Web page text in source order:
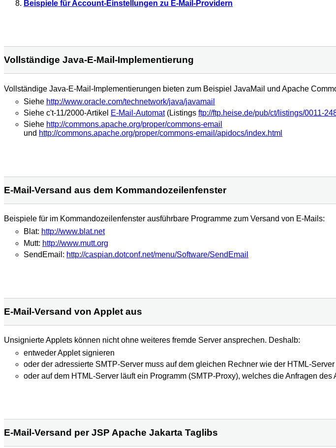
Beispiele für Account-Einstellungen zu E-Mail-Providern
Vollständige Java-E-Mail-Implementierung
Vollständige Java-E-Mail-Implementierungen bieten zum Beispiel JavaMail und Apache
Siehe http://www.oracle.com/technetwork/java/javamail
Siehe c't-11/2000-Artikel E-Mail-Automat(Listings ftp://ftp.heise.de/pub/ct/listings/0011-
Siehe http://commons.apache.org/proper/commons-email
und http://commons.apache.org/proper/commons-email/apidocs/index.html
E-Mail-Versand aus dem Kommandozeilenfenster
Beispiele für im Kommandozeilenfenster ausführbare Programme zum Versand von E-Mails:
Blat: http://www.blat.net
Mutt: http://www.mutt.org
SendEmail: http://caspian.dotconf.net/menu/Software/SendEmail
E-Mail-Versand von Applet aus
Unsignierte Applets können nicht ohne weiteres fremde Server ansprechen. Deshalb:
entweder Applet signieren
oder der adressierte SMTP-Server muss auf dem gleichen Rechner wie der HTML-Server
oder auf dem HTML-Server läuft ein Programm (SMTP-Proxy), welches die Anfragen
E-Mail-Versand per JSP Apache Jakarta Taglibs